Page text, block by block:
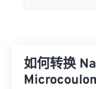
如何转换